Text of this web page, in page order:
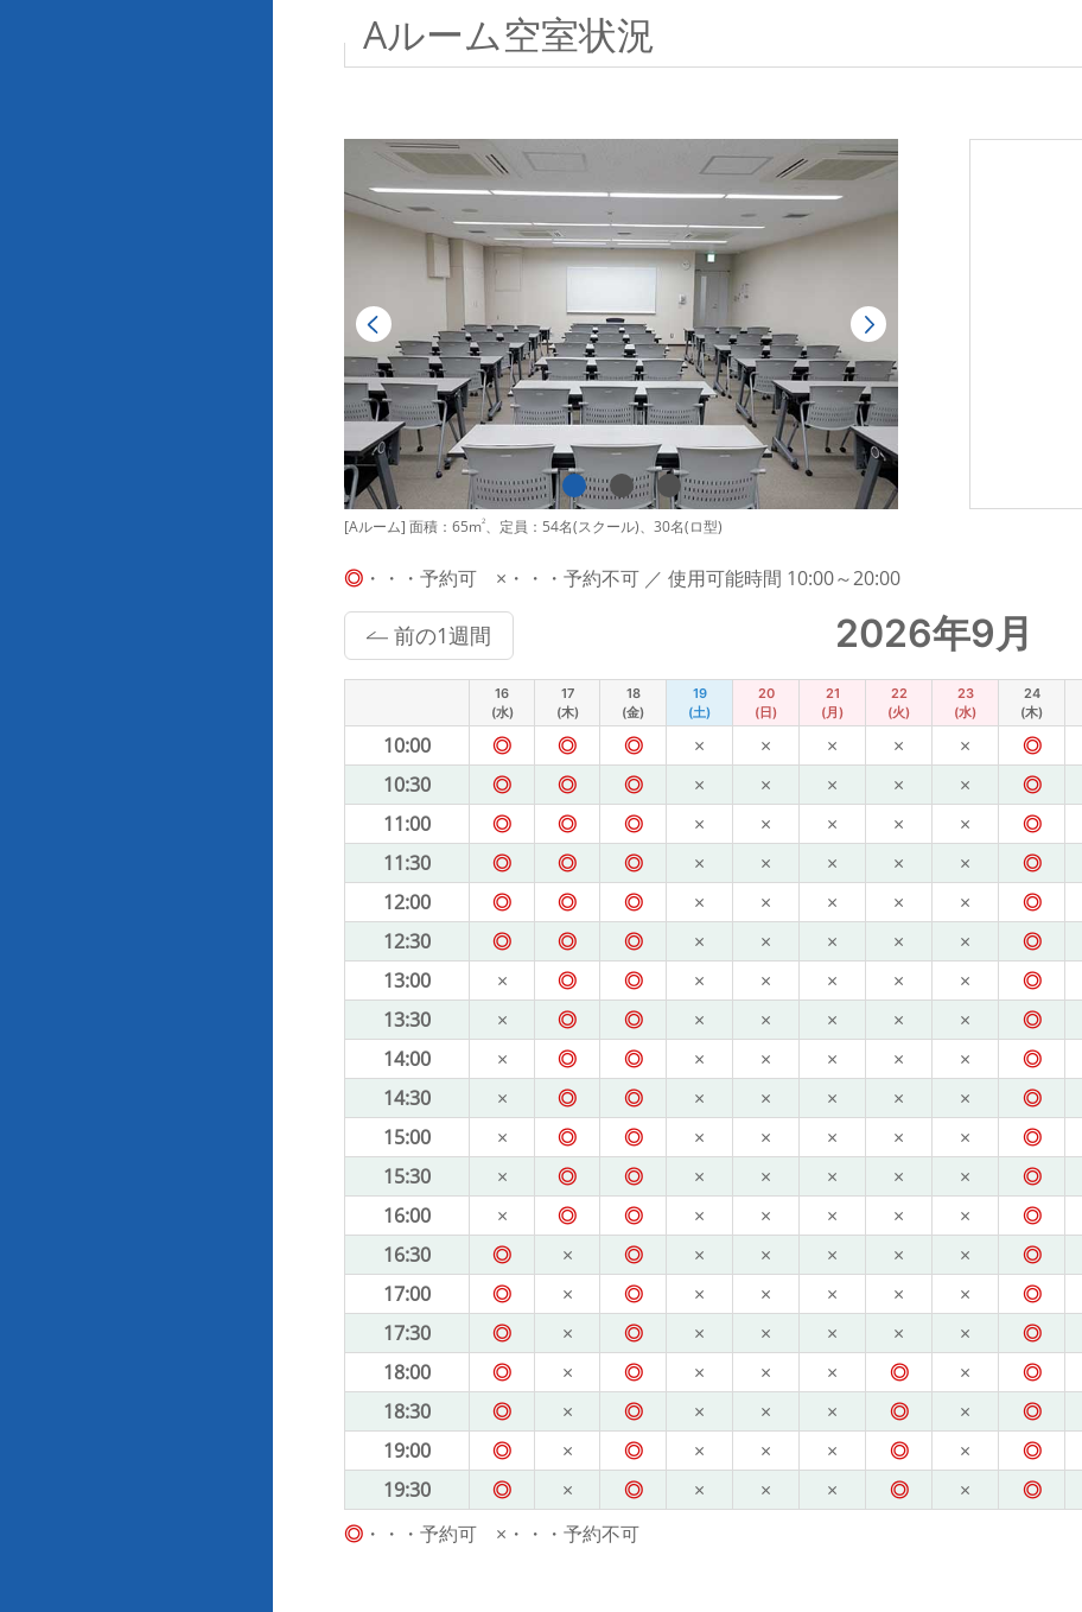
Aルーム空室状況
[Aルーム] 面積：65m2、定員：54名(スクール)、30名(ロ型)
◎ ・・・予約可 ×・・・予約不可 ／ 使用可能時間 10:00～20:00
2026年9月
前の1週間
16
(水)
17
(木)
18
(金)
19
(土)
20
(日)
21
(月)
22
(火)
23
(水)
24
(木)
10:00 ◎ ◎ ◎ × × × × × ◎
10:30
◎ ◎ ◎ × × × × × ◎
11:00
◎ ◎ ◎ × × × × × ◎
11:30
◎ ◎ ◎ × × × × × ◎
12:00
◎ ◎ ◎ × × × × × ◎
12:30
◎ ◎ ◎ × × × × × ◎
13:00
× ◎ ◎ × × × × × ◎
13:30
× ◎ ◎ × × × × × ◎
14:00
× ◎ ◎ × × × × × ◎
14:30
× ◎ ◎ × × × × × ◎
15:00
× ◎ ◎ × × × × × ◎
15:30
× ◎ ◎ × × × × × ◎
16:00
× ◎ ◎ × × × × × ◎
16:30
◎ × ◎ × × × × × ◎
17:00
◎ × ◎ × × × × × ◎
17:30
◎ × ◎ × × × × × ◎
18:00
◎ × ◎ × × × ◎ × ◎
18:30
◎ × ◎ × × × ◎ × ◎
19:00
◎ × ◎ × × × ◎ × ◎
19:30
◎ × ◎ × × × ◎ × ◎
◎ ・・・予約可 ×・・・予約不可